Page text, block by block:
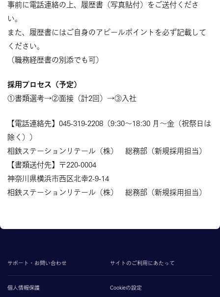
事前に電話連絡の上、履歴書（写真貼付）をご送付くださ
い。
また、履歴書にはご自身のアピールポイントを必ず記載して
ください。
（職務経歴書の別添でも可）
採用プロセス（予定）
①書類選考→②面接（計2回）→③入社
【電話連絡先】045-319-2208（9:30～18:30 月～金（祝祭日は
除く））
相鉄ステーションリテール（株） 総務部（新規採用担当）
【書類送付先】〒220-0004
神奈川県横浜市西区北幸2-9-14
相鉄ステーションリテール（株） 総務部（新規採用担当）
サポート・お問い合わせ サイトのご利用にあたって
個人情報保護 Cookieの設定